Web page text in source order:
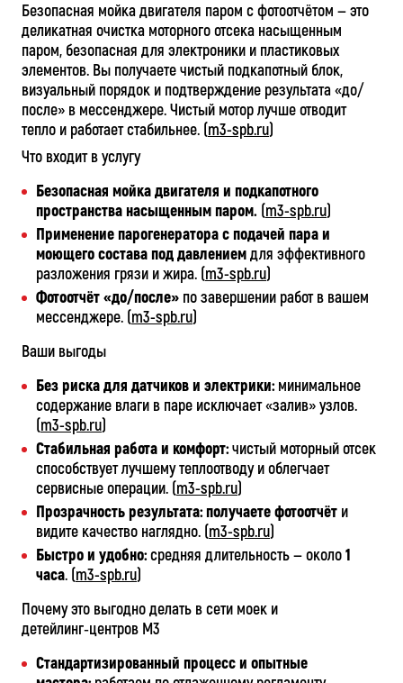
Безопасная мойка двигателя паром с фотоотчётом — это
деликатная очистка моторного отсека насыщенным
паром, безопасная для электроники и пластиковых
элементов. Вы получаете чистый подкапотный блок,
визуальный порядок и подтверждение результата «до/
после» в мессенджере. Чистый мотор лучше отводит
тепло и работает стабильнее. (m3-spb.ru)
Что входит в услугу
Безопасная мойка двигателя и подкапотного
пространства насыщенным паром. (m3-spb.ru)
Применение парогенератора с подачей пара и
моющего состава под давлениемдля эффективного
разложения грязи и жира. (m3-spb.ru)
Фотоотчёт «до/после» по завершении работ в вашем
мессенджере. (m3-spb.ru)
Ваши выгоды
Без риска для датчиков и электрики:минимальное
содержание влаги в паре исключает «залив» узлов.
(m3-spb.ru)
Стабильная работа и комфорт:чистый моторный отсек
способствует лучшему теплоотводу и облегчает
сервисные операции. (m3-spb.ru)
Прозрачность результата:получаете фотоотчёт и
видите качество наглядно. (m3-spb.ru)
Быстро и удобно:средняя длительность — около1
часа. (m3-spb.ru)
Почему это выгодно делать в сети моек и
детейлинг‑центров М3
Стандартизированный процесс и опытные